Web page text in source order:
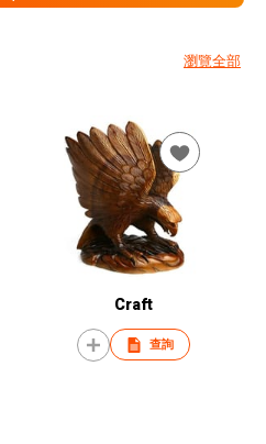
瀏覽全部
Craft
查詢